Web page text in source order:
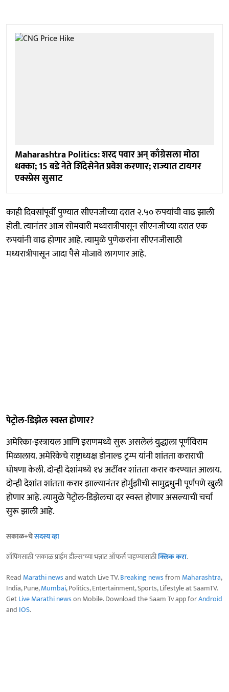
Maharashtra Politics: शरद पवार अन् काँग्रेसला मोठा
धक्का; 15 बडे नेते शिंदेसेनेत प्रवेश करणार; राज्यात टायगर
एक्स्प्रेस सुसाट
काही दिवसांपूर्वी पुण्यात सीएनजीच्या दरात २.५० रुपयांची वाढ झाली
होती. त्यानंतर आज सोमवारी मध्यरात्रीपासून सीएनजीच्या दरात एक
रुपयांनी वाढ होणार आहे. त्यामुळे पुणेकरांना सीएनजीसाठी
मध्यरात्रीपासून जादा पैसे मोजावे लागणार आहे.
पेट्रोल-डिझेल स्वस्त होणार?
अमेरिका-इस्त्रायल आणि इराणमध्ये सुरू असलेलं यु्द्धाला पूर्णविराम
मिळालाय. अमेरिकेचे राष्ट्राध्यक्ष डोनाल्ड ट्रम्प यांनी शांतता कराराची
घोषणा केली. दोन्ही देशांमध्ये १४ अटींवर शांतता करार करण्यात आलाय.
दोन्ही देशांत शांतता करार झाल्यानंतर होर्मुझीची सामुद्रधुनी पूर्णपणे खुली
होणार आहे. त्यामुळे पेट्रोल-डिझेलचा दर स्वस्त होणार असल्याची चर्चा
सुरू झाली आहे.
सकाळ+चेसदस्य व्हा
शॉपिंगसाठी 'सकाळ प्राईम डील्स'च्या भन्नाट ऑफर्स पाहण्यासाठीक्लिक करा.
Read Marathi newsand watch Live TV.Breaking newsfrom Maharashtra,
India, Pune,Mumbai, Politics, Entertainment, Sports, Lifestyle at SaamTV.
GetLive Marathi newson Mobile. Download the Saam Tv app forAndroid
and IOS.